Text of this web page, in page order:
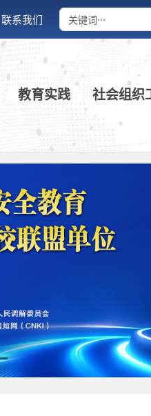
联系我们
教育实践 社会组织